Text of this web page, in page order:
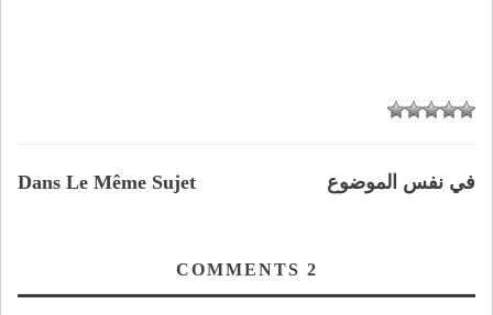
Dans Le Même Sujet في نفس الموضوع
2